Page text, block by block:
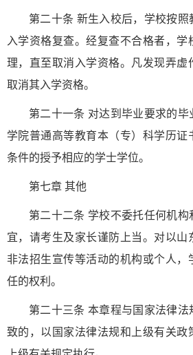
第二十条 新生入校后，学校按
入学资格复查。经复查不合格者，学
理，直至取消入学资格。凡发现弄虚
取消其入学资格。
第二十一条 对达到毕业要求的
学院普通高等教育本（专）科学历证
条件的授予相应的学士学位。
第七章 其他
第二十二条 学校不委托任何机
宜，请考生及家长谨防上当。对以山
非法招生宣传等活动的机构或个人，
任的权利。
第二十三条 本章程与国家法律
致的，以国家法律法规和上级有关政